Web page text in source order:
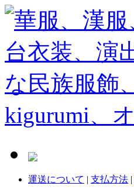
運送について | 支払方法 |